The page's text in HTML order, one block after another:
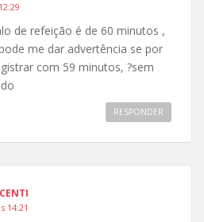
de refeição é de 60 minutos ,
me dar advertência se por
com 59 minutos, ?sem
RESPONDER
14:21